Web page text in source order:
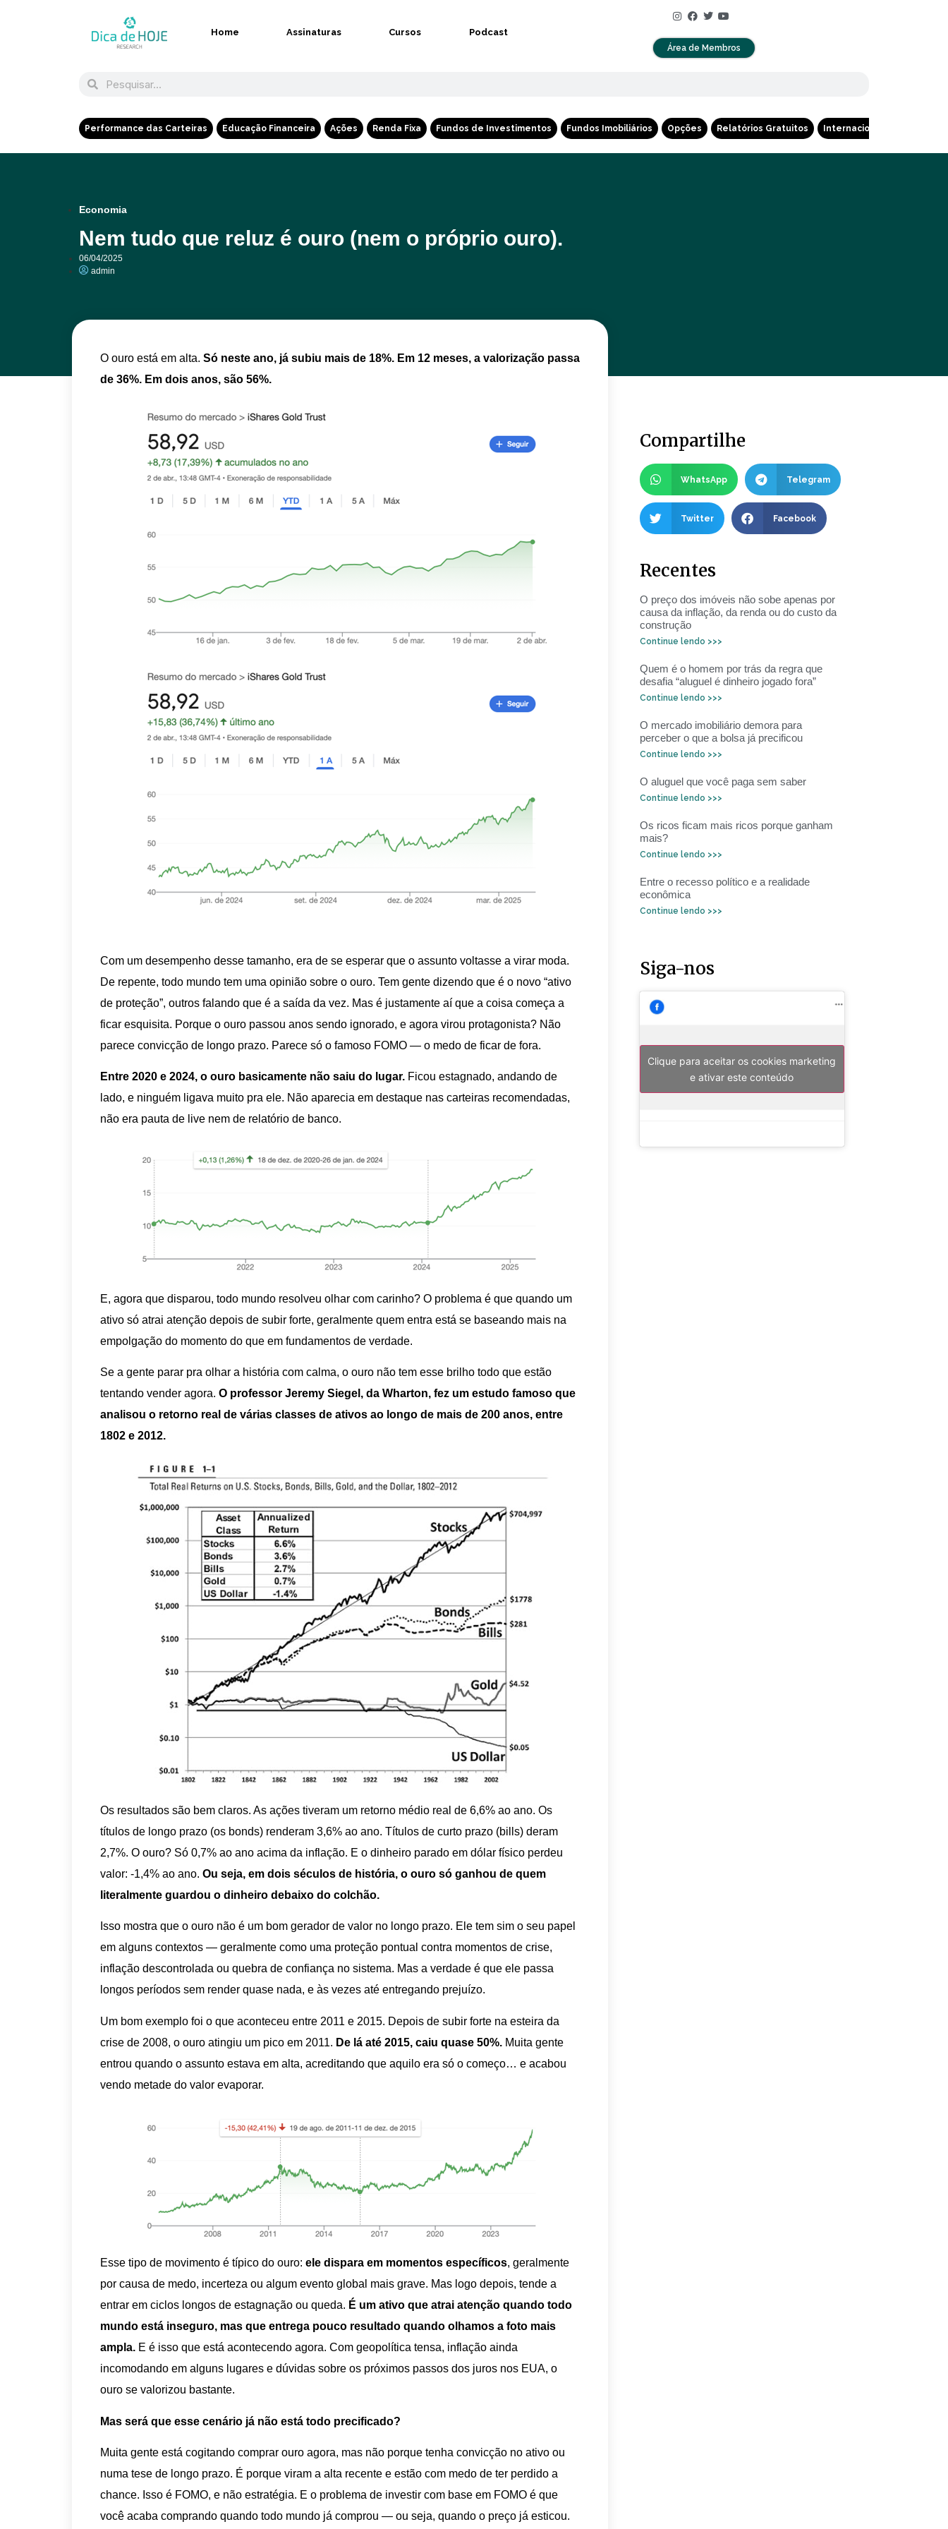
Home Assinaturas Cursos Podcast
Área de Membros
Performance das Carteiras Educação Financeira Ações Renda Fixa Fundos de Investimentos Fundos Imobiliários Opções Relatórios Gratuitos Internacional
Economia
Nem tudo que reluz é ouro (nem o próprio ouro).
06/04/2025
admin
O ouro está em alta. Só neste ano, já subiu mais de 18%. Em 12 meses, a valorização passa
de 36%. Em dois anos, são 56%.
Com um desempenho desse tamanho, era de se esperar que o assunto voltasse a virar moda.
De repente, todo mundo tem uma opinião sobre o ouro. Tem gente dizendo que é o novo “ativo
de proteção”, outros falando que é a saída da vez. Mas é justamente aí que a coisa começa a
ficar esquisita. Porque o ouro passou anos sendo ignorado, e agora virou protagonista? Não
parece convicção de longo prazo. Parece só o famoso FOMO — o medo de ficar de fora.
Entre 2020 e 2024, o ouro basicamente não saiu do lugar. Ficou estagnado, andando de
lado, e ninguém ligava muito pra ele. Não aparecia em destaque nas carteiras recomendadas,
não era pauta de live nem de relatório de banco.
E, agora que disparou, todo mundo resolveu olhar com carinho? O problema é que quando um
ativo só atrai atenção depois de subir forte, geralmente quem entra está se baseando mais na
empolgação do momento do que em fundamentos de verdade.
Se a gente parar pra olhar a história com calma, o ouro não tem esse brilho todo que estão
tentando vender agora. O professor Jeremy Siegel, da Wharton, fez um estudo famoso que
analisou o retorno real de várias classes de ativos ao longo de mais de 200 anos, entre
1802 e 2012.
Os resultados são bem claros. As ações tiveram um retorno médio real de 6,6% ao ano. Os
títulos de longo prazo (os bonds) renderam 3,6% ao ano. Títulos de curto prazo (bills) deram
2,7%. O ouro? Só 0,7% ao ano acima da inflação. E o dinheiro parado em dólar físico perdeu
valor: -1,4% ao ano. Ou seja, em dois séculos de história, o ouro só ganhou de quem
literalmente guardou o dinheiro debaixo do colchão.
Isso mostra que o ouro não é um bom gerador de valor no longo prazo. Ele tem sim o seu papel
em alguns contextos — geralmente como uma proteção pontual contra momentos de crise,
inflação descontrolada ou quebra de confiança no sistema. Mas a verdade é que ele passa
longos períodos sem render quase nada, e às vezes até entregando prejuízo.
Um bom exemplo foi o que aconteceu entre 2011 e 2015. Depois de subir forte na esteira da
crise de 2008, o ouro atingiu um pico em 2011. De lá até 2015, caiu quase 50%. Muita gente
entrou quando o assunto estava em alta, acreditando que aquilo era só o começo… e acabou
vendo metade do valor evaporar.
Esse tipo de movimento é típico do ouro: ele dispara em momentos específicos, geralmente
por causa de medo, incerteza ou algum evento global mais grave. Mas logo depois, tende a
entrar em ciclos longos de estagnação ou queda. É um ativo que atrai atenção quando todo
mundo está inseguro, mas que entrega pouco resultado quando olhamos a foto mais
ampla. E é isso que está acontecendo agora. Com geopolítica tensa, inflação ainda
incomodando em alguns lugares e dúvidas sobre os próximos passos dos juros nos EUA, o
ouro se valorizou bastante.
Mas será que esse cenário já não está todo precificado?
Muita gente está cogitando comprar ouro agora, mas não porque tenha convicção no ativo ou
numa tese de longo prazo. É porque viram a alta recente e estão com medo de ter perdido a
chance. Isso é FOMO, e não estratégia. E o problema de investir com base em FOMO é que
você acaba comprando quando todo mundo já comprou — ou seja, quando o preço já esticou.
Compartilhe
WhatsApp Telegram
Twitter Facebook
Recentes
O preço dos imóveis não sobe apenas por
causa da inflação, da renda ou do custo da
construção
Continue lendo >>>
Quem é o homem por trás da regra que
desafia “aluguel é dinheiro jogado fora”
Continue lendo >>>
O mercado imobiliário demora para
perceber o que a bolsa já precificou
Continue lendo >>>
O aluguel que você paga sem saber
Continue lendo >>>
Os ricos ficam mais ricos porque ganham
mais?
Continue lendo >>>
Entre o recesso político e a realidade
econômica
Continue lendo >>>
Siga-nos
Clique para aceitar os cookies marketing
e ativar este conteúdo